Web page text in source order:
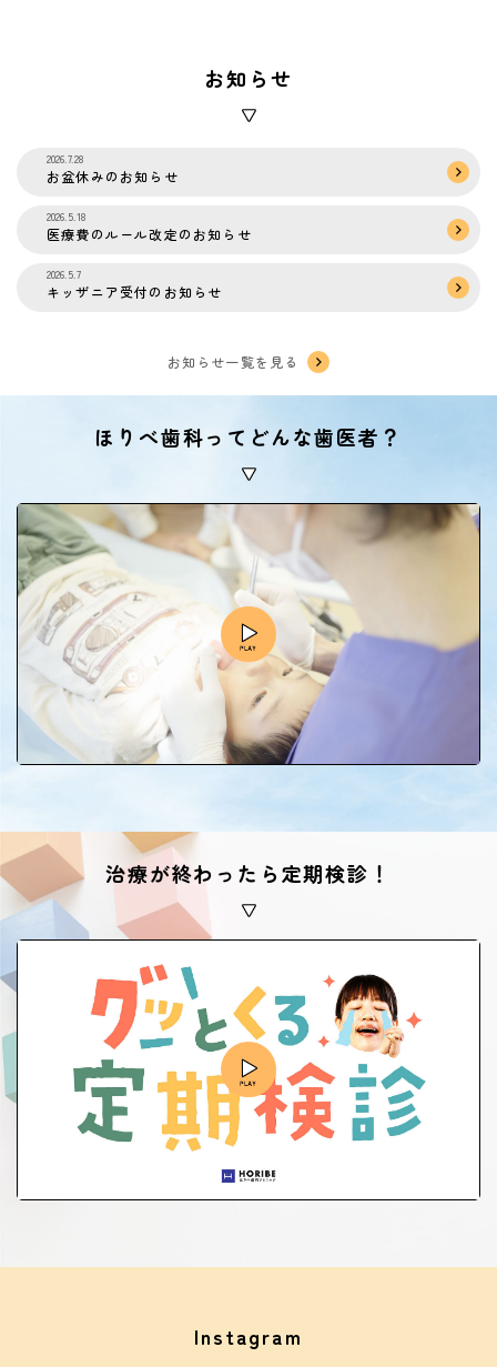
お知らせ
2026.7.28
お盆休みのお知らせ
2026.5.18
医療費のルール改定のお知らせ
2026.5.7
キッザニア受付のお知らせ
お知らせ一覧を見る
ほりべ歯科ってどんな歯医者？
治療が終わったら定期検診！
Instagram